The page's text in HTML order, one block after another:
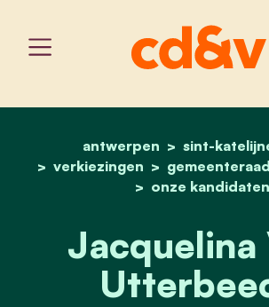
home
antwerpen
sint-
verkiezingen
onze kandidaten
Jacquelina